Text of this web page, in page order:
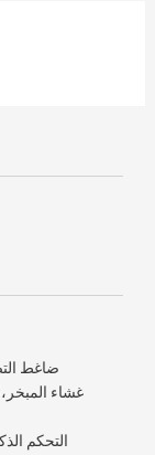
ضاغط
غشاء المبخر،
التحكم